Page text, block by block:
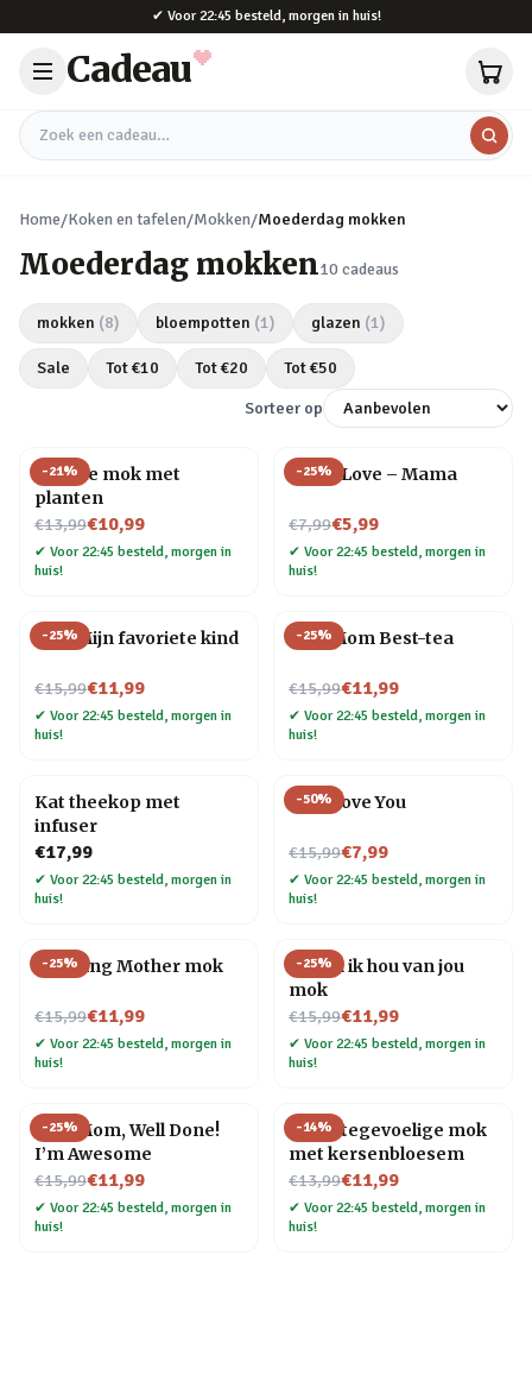
✔ Voor 22:45 besteld, morgen in huis!
Cadeau
Zoek een cadeau
Home/Koken en tafelen/Mokken/Moederdag mokken
Moederdag mokken10 cadeaus
mokken (8) bloempotten (1) glazen (1)
Sale Tot €10 Tot €20 Tot €50
Sorteer op
-21%
Emaille mok met
planten
€13,99
Nu voor€10,99
✔ Voor 22:45 besteld, morgen in
huis!
-25%
Mok I Love – Mama
€7,99
Nu voor€5,99
✔ Voor 22:45 besteld, morgen in
huis!
-25%
Mok Mijn favoriete kind
€15,99
Nu voor€11,99
✔ Voor 22:45 besteld, morgen in
huis!
-25%
Mok Mom Best-tea
€15,99
Nu voor€11,99
✔ Voor 22:45 besteld, morgen in
huis!
Kat theekop met
infuser
€17,99
✔ Voor 22:45 besteld, morgen in
huis!
-50%
Mok Love You
€15,99
Nu voor€7,99
✔ Voor 22:45 besteld, morgen in
huis!
-25%
Amazing Mother mok
€15,99
Nu voor€11,99
✔ Voor 22:45 besteld, morgen in
huis!
-25%
Mama ik hou van jou
mok
€15,99
Nu voor€11,99
✔ Voor 22:45 besteld, morgen in
huis!
-25%
Mok Mom, Well Done!
I’m Awesome
€15,99
Nu voor€11,99
✔ Voor 22:45 besteld, morgen in
huis!
-14%
Warmtegevoelige mok
met kersenbloesem
€13,99
Nu voor€11,99
✔ Voor 22:45 besteld, morgen in
huis!